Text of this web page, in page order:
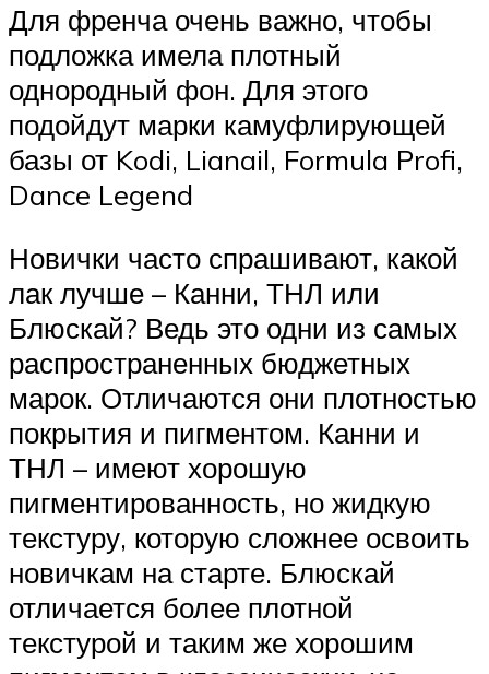
Для френча очень важно, чтобы
подложка имела плотный
однородный фон. Для этого
подойдут марки камуфлирующей
базы от Kodi, Lianail, Formula Profi,
Dance Legend
Новички часто спрашивают, какой
лак лучше – Канни, ТНЛ или
Блюскай? Ведь это одни из самых
распространенных бюджетных
марок. Отличаются они плотностью
покрытия и пигментом. Канни и
ТНЛ – имеют хорошую
пигментированность, но жидкую
текстуру, которую сложнее освоить
новичкам на старте. Блюскай
отличается более плотной
текстурой и таким же хорошим